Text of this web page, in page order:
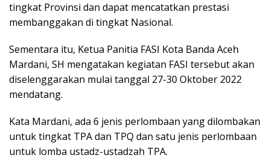
tingkat Provinsi dan dapat mencatatkan prestasi
membanggakan di tingkat Nasional.
Sementara itu, Ketua Panitia FASI Kota Banda Aceh
Mardani, SH mengatakan kegiatan FASI tersebut akan
diselenggarakan mulai tanggal 27-30 Oktober 2022
mendatang.
Kata Mardani, ada 6 jenis perlombaan yang dilombakan
untuk tingkat TPA dan TPQ dan satu jenis perlombaan
untuk lomba ustadz-ustadzah TPA.